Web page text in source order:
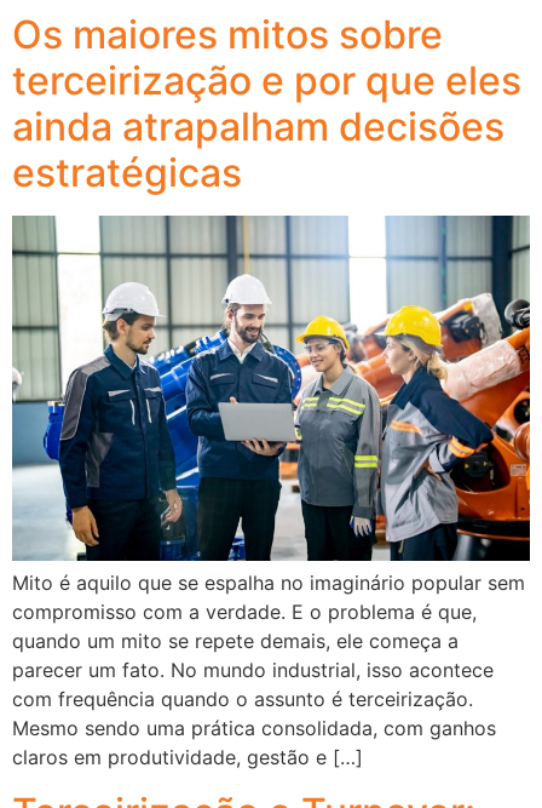
Os maiores mitos sobre
terceirização e por que eles
ainda atrapalham decisões
estratégicas
Mito é aquilo que se espalha no imaginário popular sem
compromisso com a verdade. E o problema é que,
quando um mito se repete demais, ele começa a
parecer um fato. No mundo industrial, isso acontece
com frequência quando o assunto é terceirização.
Mesmo sendo uma prática consolidada, com ganhos
claros em produtividade, gestão e […]